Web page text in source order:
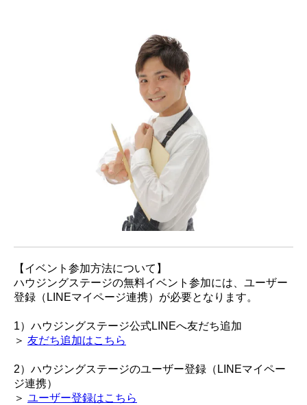
【イベント参加方法について】
ハウジングステージの無料イベント参加には、ユーザー
登録（LINEマイページ連携）が必要となります。
1）ハウジングステージ公式LINEへ友だち追加
＞ 友だち追加はこちら
2）ハウジングステージのユーザー登録（LINEマイペー
ジ連携）
＞ ユーザー登録はこちら